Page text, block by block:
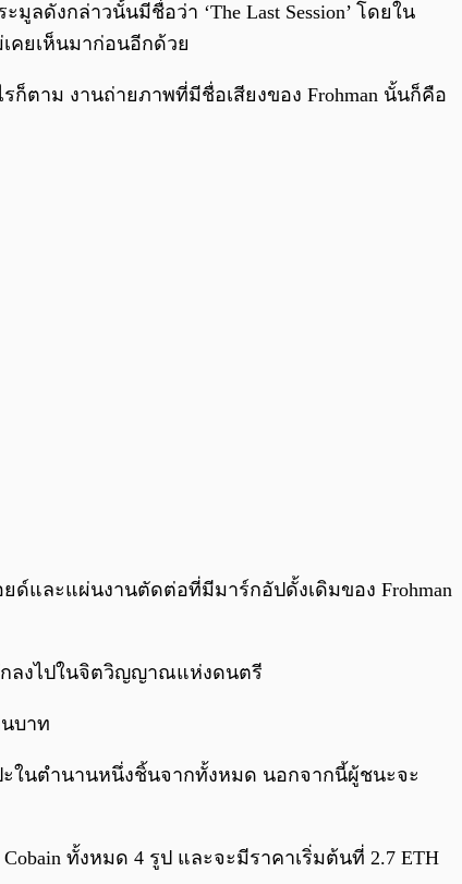
ดังกล่าวนั้นมีชื่อว่า ‘The Last Session’ โดยใน
คยเห็นมาก่อนอีกด้วย
รก็ตาม งานถ่ายภาพที่มีชื่อเสียงของ Frohman นั้นก็คือ
ด์และแผ่นงานตัดต่อที่มีมาร์กอัปดั้งเดิมของ Frohman
กลงไปในจิตวิญญาณแห่งดนตรี
บาท
ะในตำนานหนึ่งชิ้นจากทั้งหมด นอกจากนี้ผู้ชนะจะ
ทั้งหมด 4 รูป และจะมีราคาเริ่มต้นที่ 2.7 ETH